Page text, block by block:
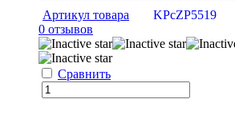
Артикул товара
KPcZP5519
0 отзывов
Сравнить